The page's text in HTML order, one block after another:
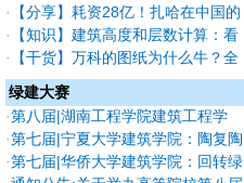
大连国际凯旋大厦
·
【分享】耗资28亿！扎哈在中国的
最后遗作终于全部完成！施工难度
堪比鸟巢！
·
【知识】建筑高度和层数计算：看
似简单，但你确定会算？
·
【干货】万科的图纸为什么牛？全
凭《万科设计成果控制标准》，极
品~
绿建大赛
·第八届|湖南工程学院建筑工程学
院：绿建焕能—基于多能协调的教
学建筑低碳重塑
·第七届|宁夏大学建筑学院：陶复陶
穴，青山窑塑——传统智慧与绿色
·第七届|华侨大学建筑学院：回转绿